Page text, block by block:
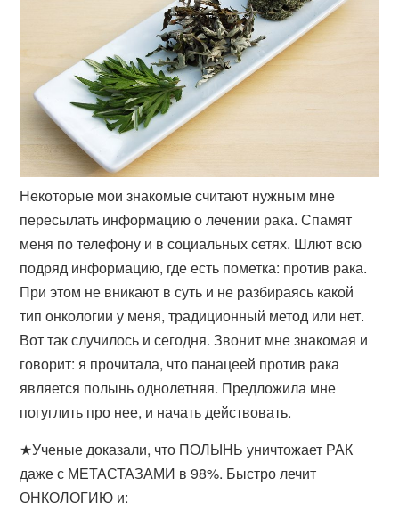
Некоторые мои знакомые считают нужным мне
пересылать информацию о лечении рака. Спамят
меня по телефону и в социальных сетях. Шлют всю
подряд информацию, где есть пометка: против рака.
При этом не вникают в суть и не разбираясь какой
тип онкологии у меня, традиционный метод или нет.
Вот так случилось и сегодня. Звонит мне знакомая и
говорит: я прочитала, что панацеей против рака
является полынь однолетняя. Предложила мне
погуглить про нее, и начать действовать.
★Ученые доказали, что ПОЛЫНЬ уничтожает РАК
даже с МЕТАСТАЗАМИ в 98%. Быстро лечит
ОНКОЛОГИЮ и: